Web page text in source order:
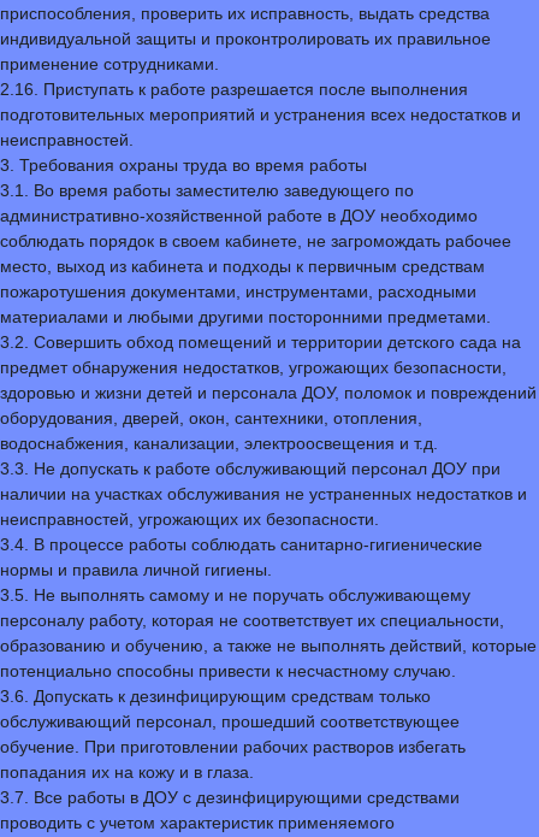
приспособления, проверить их исправность, выдать средства
индивидуальной защиты и проконтролировать их правильное
применение сотрудниками.
2.16. Приступать к работе разрешается после выполнения
подготовительных мероприятий и устранения всех недостатков и
неисправностей.
3. Требования охраны труда во время работы
3.1. Во время работы заместителю заведующего по
административно-хозяйственной работе в ДОУ необходимо
соблюдать порядок в своем кабинете, не загромождать рабочее
место, выход из кабинета и подходы к первичным средствам
пожаротушения документами, инструментами, расходными
материалами и любыми другими посторонними предметами.
3.2. Совершить обход помещений и территории детского сада на
предмет обнаружения недостатков, угрожающих безопасности,
здоровью и жизни детей и персонала ДОУ, поломок и повреждений
оборудования, дверей, окон, сантехники, отопления,
водоснабжения, канализации, электроосвещения и т.д.
3.3. Не допускать к работе обслуживающий персонал ДОУ при
наличии на участках обслуживания не устраненных недостатков и
неисправностей, угрожающих их безопасности.
3.4. В процессе работы соблюдать санитарно-гигиенические
нормы и правила личной гигиены.
3.5. Не выполнять самому и не поручать обслуживающему
персоналу работу, которая не соответствует их специальности,
образованию и обучению, а также не выполнять действий, которые
потенциально способны привести к несчастному случаю.
3.6. Допускать к дезинфицирующим средствам только
обслуживающий персонал, прошедший соответствующее
обучение. При приготовлении рабочих растворов избегать
попадания их на кожу и в глаза.
3.7. Все работы в ДОУ с дезинфицирующими средствами
проводить с учетом характеристик применяемого